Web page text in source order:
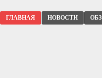
ГЛАВНАЯ НОВОСТИ